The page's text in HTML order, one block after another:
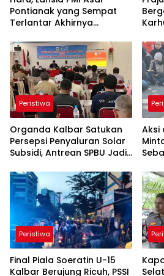
Pontianak yang Sempat
Terlantar Akhirnya
Anak Kandung
Peristiwa
Organda Kalbar Satukan
Persepsi Penyaluran Solar
Subsidi, Antrean SPBU Jadi
Aksi
Peristiwa
Final Piala Soeratin U-15
Kalbar Berujung Ricuh, PSSI